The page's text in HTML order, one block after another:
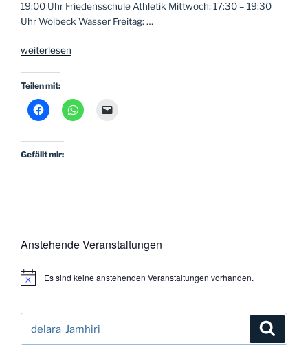
19:00 Uhr Friedensschule Athletik Mittwoch: 17:30 – 19:30
Uhr Wolbeck Wasser Freitag: …
„C
Kader“
weiterlesen
Teilen mit:
Gefällt mir:
Anstehende Veranstaltungen
H
w
s
Es sind keine anstehenden Veranstaltungen vorhanden.
nach: